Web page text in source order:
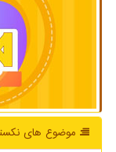
موضوع های